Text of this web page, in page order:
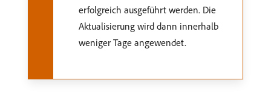
erfolgreich ausgeführt werden. Die
Aktualisierung wird dann innerhalb
weniger Tage angewendet.